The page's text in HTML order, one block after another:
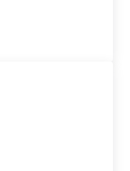
Dorelan a